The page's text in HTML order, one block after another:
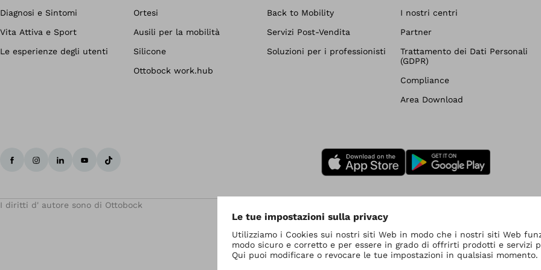
Diagnosi e Sintomi
Vita Attiva e Sport
Le esperienze degli utenti
Ortesi
Ausili per la mobilità
Silicone
Ottobock work.hub
Back to Mobility
Servizi Post-Vendita
Soluzioni per i professionisti
I nostri centri
Partner
Trattamento dei Dati Personali
(GDPR)
Compliance
Area Download
I diritti d' autore sono di Ottobock